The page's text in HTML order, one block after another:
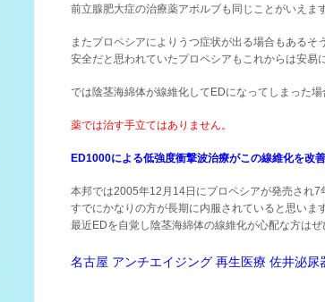
前立腺肥大症の治療薬アボルブも同じことがいえます
またプロペシアによりうつ症状が出る場合もあるそ
安全だと思われていたプロペシアもこれからは安易
では陰茎海綿体が線維化してEDになってしまった
薬では治す手立てはありません。
ED1000による低強度衝撃波治療がこの線維化を改
本邦では2005年12月14日にプロペシアが発売され7
すでにかなりの方が長期に内服されていると思いま
最近EDを自覚し陰茎海綿体の線維化が心配な方はぜ
名古屋 アンチエイジング 再生医療 佐井泌尿